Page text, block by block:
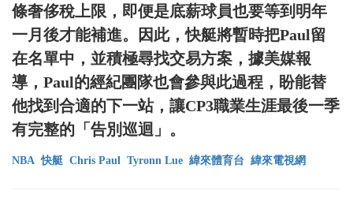
條奢侈稅上限，即便是底薪球員也要等到明年
一月後才能補進。因此，快艇將暫時把Paul留
在名單中，並積極尋找交易方案，據美媒報
導，Paul的經紀團隊也會參與此過程，盼能替
他找到合適的下一站，讓CP3職業生涯最後一季
有完整的「告別巡迴」。
NBA 快艇 Chris Paul Tyronn Lue 緯來體育台 緯來電視網